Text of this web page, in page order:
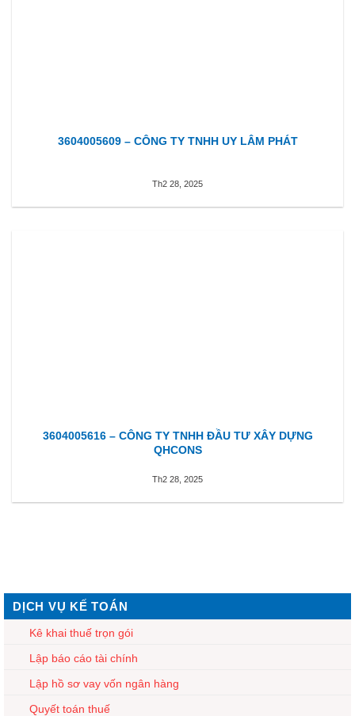
3604005609 – CÔNG TY TNHH UY LÂM PHÁT
Th2 28, 2025
3604005616 – CÔNG TY TNHH ĐẦU TƯ XÂY DỰNG
QHCONS
Th2 28, 2025
DỊCH VỤ KẾ TOÁN
Kê khai thuế trọn gói
Lập báo cáo tài chính
Lập hồ sơ vay vốn ngân hàng
Quyết toán thuế